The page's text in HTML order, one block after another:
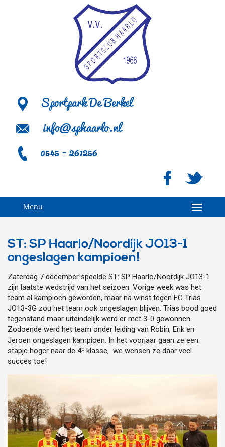
Sportpark De Berkel
info@sphaarlo.nl
0545 - 261256
Menu
ST: SP Haarlo/Noordijk JO13-1
ongeslagen kampioen!
Zaterdag 7 december speelde ST: SP Haarlo/Noordijk JO13-1
zijn laatste wedstrijd van het seizoen. Vorige week was het
team al kampioen geworden, maar na winst tegen FC Trias
JO13-3G zou het team ook ongeslagen blijven. Trias bood goed
tegenstand maar uiteindelijk werd er met 3-0 gewonnen.
Zodoende werd het team onder leiding van Robin, Erik en
Jeroen ongeslagen kampioen. In het voorjaar gaan ze een
stapje hoger naar de 4e klasse, we wensen ze daar veel
succes toe!